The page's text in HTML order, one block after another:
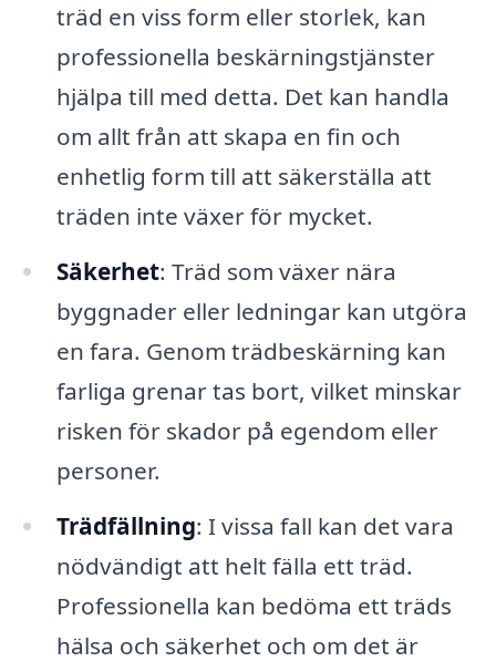
träd en viss form eller storlek, kan
professionella beskärningstjänster
hjälpa till med detta. Det kan handla
om allt från att skapa en fin och
enhetlig form till att säkerställa att
träden inte växer för mycket.
Säkerhet: Träd som växer nära
byggnader eller ledningar kan utgöra
en fara. Genom trädbeskärning kan
farliga grenar tas bort, vilket minskar
risken för skador på egendom eller
personer.
Trädfällning: I vissa fall kan det vara
nödvändigt att helt fälla ett träd.
Professionella kan bedöma ett träds
hälsa och säkerhet och om det är